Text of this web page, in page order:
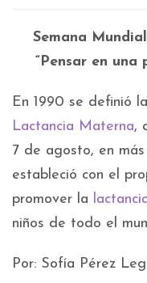
Semana
“Pensar en una
En 1990 se definió la
Lactancia Materna,
7 de agosto, en
estableció con el
promover la
niños de todo el
Por: Sofía Pérez